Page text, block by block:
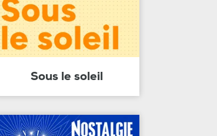
Sous le soleil